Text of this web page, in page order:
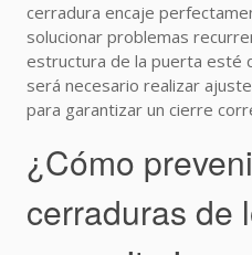
cerradura encaje
solucionar problemas
estructura de la puerta esté
será necesario realizar
para garantizar un cierre
¿Cómo
cerraduras de